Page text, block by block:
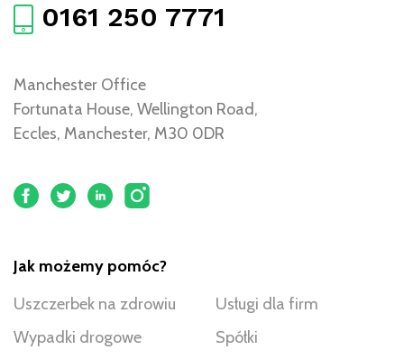
0161 250 7771
Manchester Office
Fortunata House, Wellington Road,
Eccles, Manchester, M30 0DR
Jak możemy pomóc?
Uszczerbek na zdrowiu
Wypadki drogowe
Usługi dla firm
Spółki